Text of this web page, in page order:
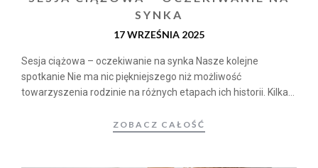
SYNKA
17 WRZEŚNIA 2025
Sesja ciążowa – oczekiwanie na synka Nasze kolejne
spotkanie Nie ma nic piękniejszego niż możliwość
towarzyszenia rodzinie na różnych etapach ich historii. Kilka...
ZOBACZ CAŁOŚĆ